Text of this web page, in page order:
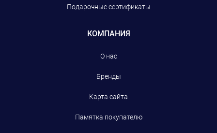
Подарочные сертификаты
КОМПАНИЯ
О нас
Бренды
Карта сайта
Памятка покупателю